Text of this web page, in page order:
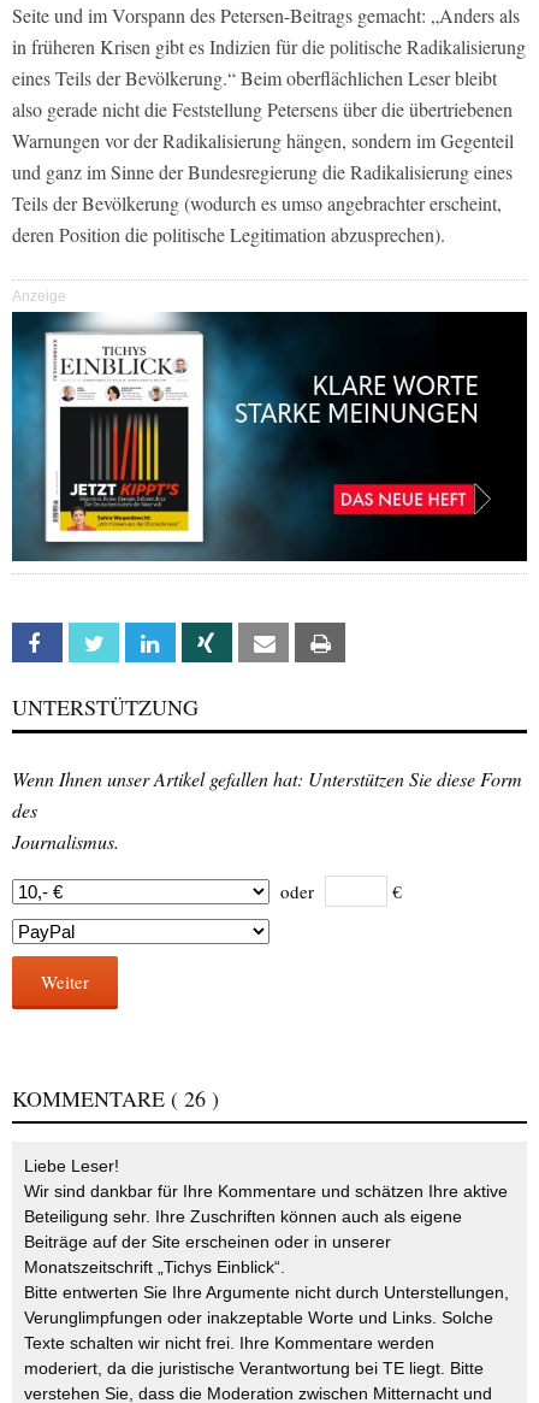
Seite und im Vorspann des Petersen-Beitrags gemacht: „Anders als
in früheren Krisen gibt es Indizien für die politische Radikalisierung
eines Teils der Bevölkerung.“ Beim oberflächlichen Leser bleibt
also gerade nicht die Feststellung Petersens über die übertriebenen
Warnungen vor der Radikalisierung hängen, sondern im Gegenteil
und ganz im Sinne der Bundesregierung die Radikalisierung eines
Teils der Bevölkerung (wodurch es umso angebrachter erscheint,
deren Position die politische Legitimation abzusprechen).
Anzeige
Facebook Twitter Linkedin Xing Email
UNTERSTÜTZUNG
Wenn Ihnen unser Artikel gefallen hat: Unterstützen Sie diese Form
des
Journalismus.
oder €
Weiter
KOMMENTARE ( 26 )
Liebe Leser!
Wir sind dankbar für Ihre Kommentare und schätzen Ihre aktive
Beteiligung sehr. Ihre Zuschriften können auch als eigene
Beiträge auf der Site erscheinen oder in unserer
Monatszeitschrift „Tichys Einblick“.
Bitte entwerten Sie Ihre Argumente nicht durch Unterstellungen,
Verunglimpfungen oder inakzeptable Worte und Links. Solche
Texte schalten wir nicht frei. Ihre Kommentare werden
moderiert, da die juristische Verantwortung bei TE liegt. Bitte
verstehen Sie, dass die Moderation zwischen Mitternacht und